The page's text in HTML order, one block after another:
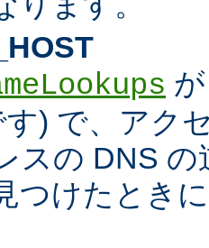
す) で、アク
スの DNS
つけたとき